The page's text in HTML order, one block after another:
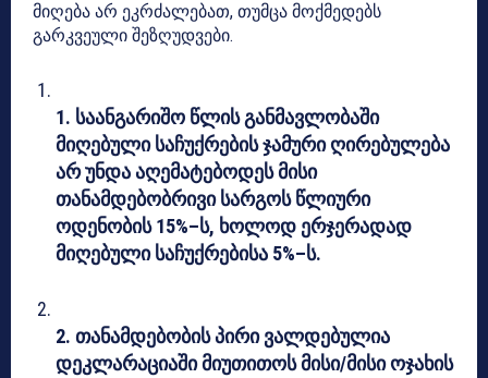
მიღება არ ეკრძალებათ, თუმცა მოქმედებს
გარკვეული შეზღუდვები.
1. საანგარიშო წლის განმავლობაში
მიღებული საჩუქრების ჯამური ღირებულება
არ უნდა აღემატებოდეს მისი
თანამდებობრივი სარგოს წლიური
ოდენობის 15%–ს, ხოლოდ ერჯერადად
მიღებული საჩუქრებისა 5%–ს.
2. თანამდებობის პირი ვალდებულია
დეკლარაციაში მიუთითოს მისი/მისი ოჯახის